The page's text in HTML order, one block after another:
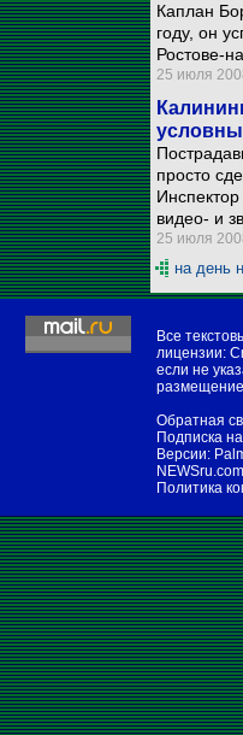
Каплан
году, он
Ростове-
25 июля
просто
видео- и
25 июля
на день
Все
лицензии:
если не
Обратная
Подписка
Версии:
Политика